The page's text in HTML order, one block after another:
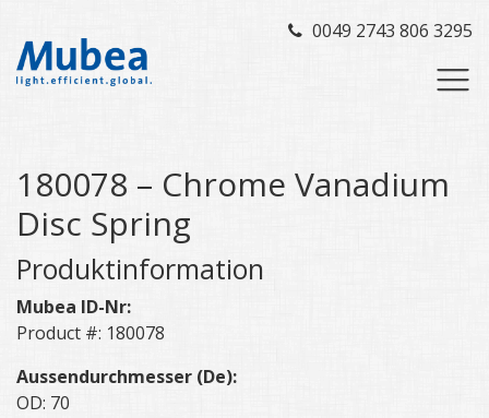
0049 2743 806 3295
180078 – Chrome Vanadium
Disc Spring
Produktinformation
Mubea ID-Nr:
Product #: 180078
Aussendurchmesser (De):
OD: 70